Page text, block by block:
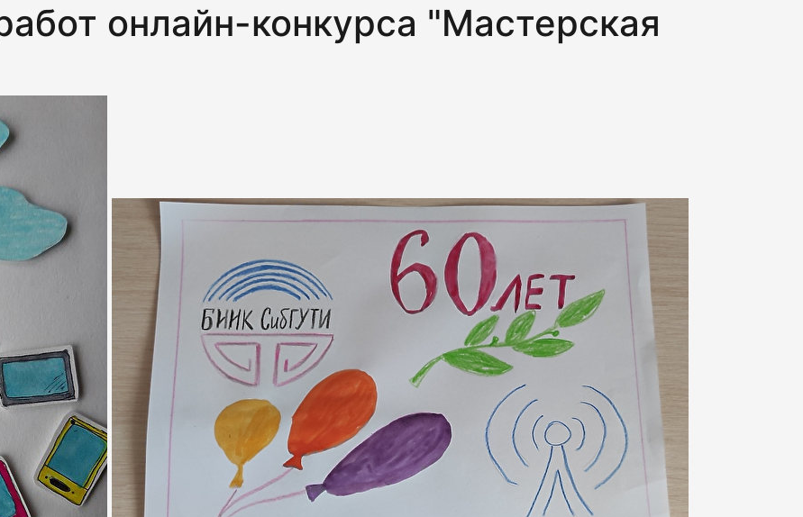
онлайн-конкурса "Мастерская